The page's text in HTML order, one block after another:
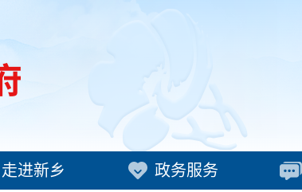
走进新乡 政务服务